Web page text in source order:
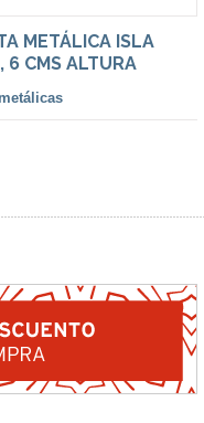
METÁLICA ISLA
6 CMS ALTURA